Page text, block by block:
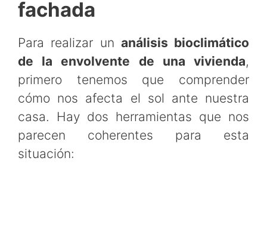
fachada
Para realizar un análisis bioclimático
de la envolvente de una vivienda,
primero tenemos que comprender
cómo nos afecta el sol ante nuestra
casa. Hay dos herramientas que nos
parecen coherentes para esta
situación: